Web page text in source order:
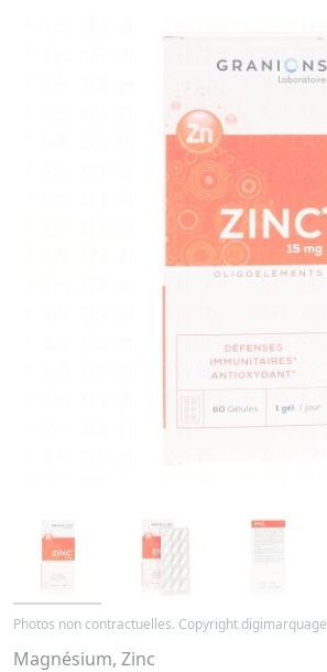
Photos non contractuelles. Copyright digimarquage
Magnésium, Zinc